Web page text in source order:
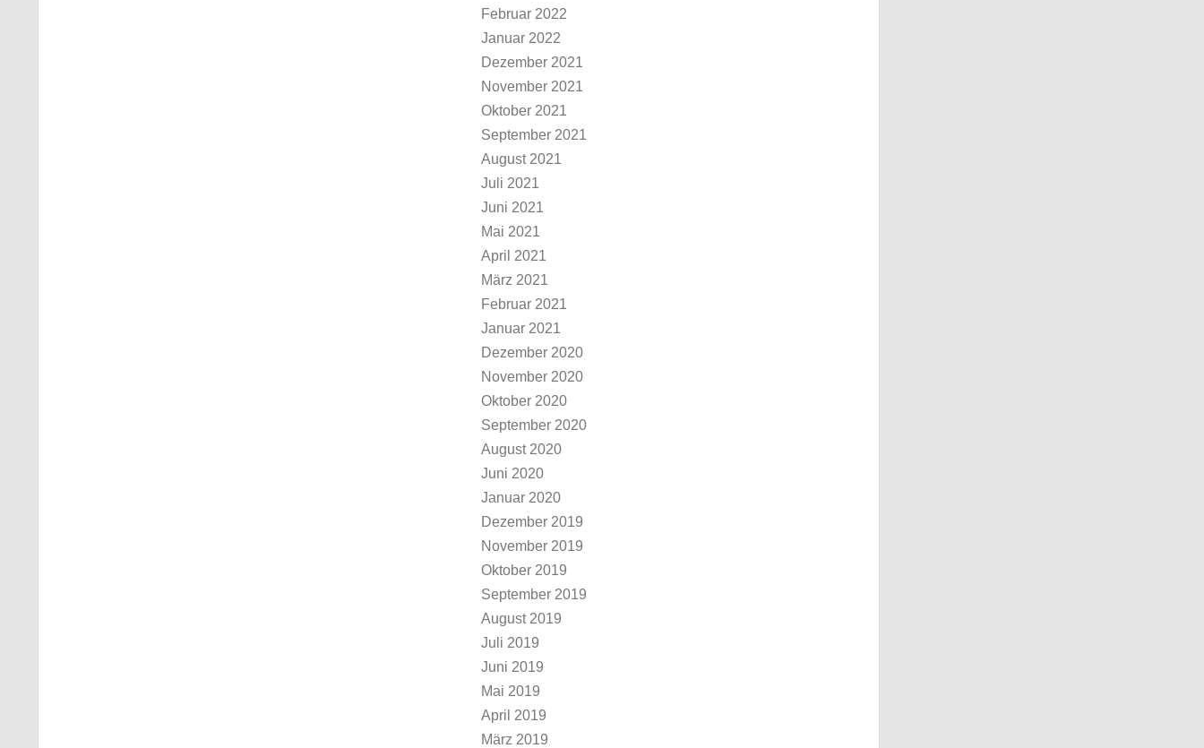
Februar 2022
Januar 2022
Dezember 2021
November 2021
Oktober 2021
September 2021
August 2021
Juli 2021
Juni 2021
Mai 2021
April 2021
März 2021
Februar 2021
Januar 2021
Dezember 2020
November 2020
Oktober 2020
September 2020
August 2020
Juni 2020
Januar 2020
Dezember 2019
November 2019
Oktober 2019
September 2019
August 2019
Juli 2019
Juni 2019
Mai 2019
April 2019
März 2019